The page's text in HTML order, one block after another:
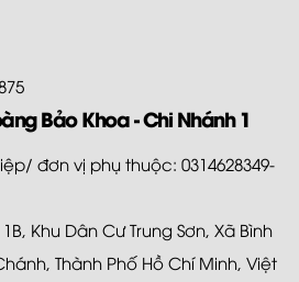
Bảo Khoa - Chi Nhánh 1
đơn vị phụ thuộc: 0314628349-
Khu Dân Cư Trung Sơn, Xã Bình
Thành Phố Hồ Chí Minh, Việt